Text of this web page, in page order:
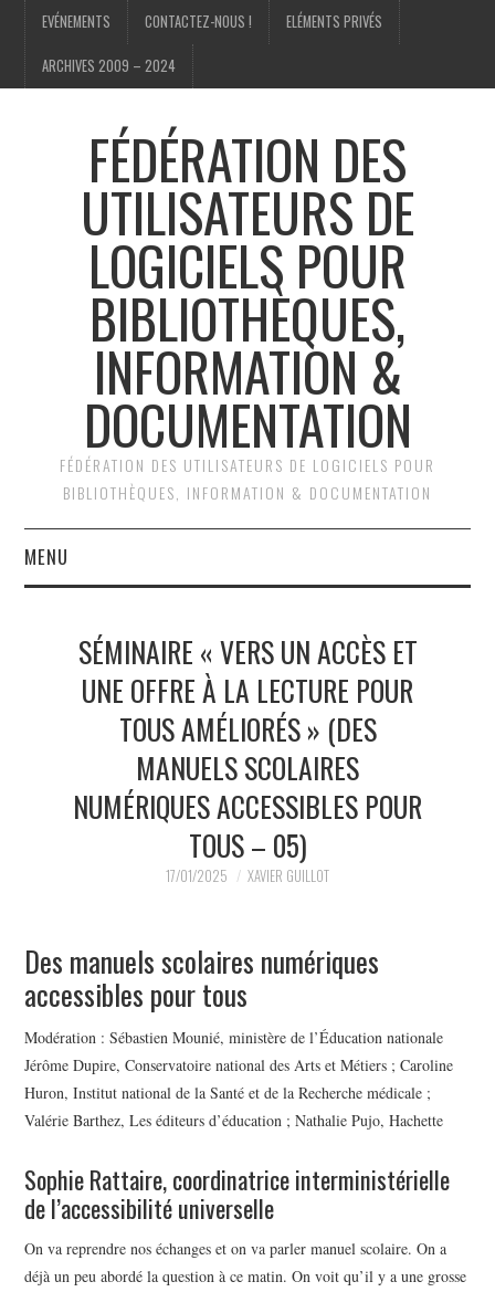
EVÉNEMENTS CONTACTEZ-NOUS ! ELÉMENTS PRIVÉS
ARCHIVES 2009 – 2024
FÉDÉRATION DES
UTILISATEURS DE
LOGICIELS POUR
BIBLIOTHÈQUES,
INFORMATION &
DOCUMENTATION
FÉDÉRATION DES UTILISATEURS DE LOGICIELS POUR
BIBLIOTHÈQUES, INFORMATION & DOCUMENTATION
MENU
QUI SOMMES-NOUS ?
ACTIVITÉS
JOURNÉES D’ÉTUDE
SÉMINAIRE « VERS UN ACCÈS ET
UNE OFFRE À LA LECTURE POUR
TOUS AMÉLIORÉS » (DES
MANUELS SCOLAIRES
NUMÉRIQUES ACCESSIBLES POUR
TOUS – 05)
17/01/2025 XAVIER GUILLOT
Des manuels scolaires numériques
accessibles pour tous
Modération : Sébastien Mounié, ministère de l’Éducation nationale
Jérôme Dupire, Conservatoire national des Arts et Métiers ; Caroline
Huron, Institut national de la Santé et de la Recherche médicale ;
Valérie Barthez, Les éditeurs d’éducation ; Nathalie Pujo, Hachette
Sophie Rattaire, coordinatrice interministérielle
de l’accessibilité universelle
On va reprendre nos échanges et on va parler manuel scolaire. On a
déjà un peu abordé la question à ce matin. On voit qu’il y a une grosse